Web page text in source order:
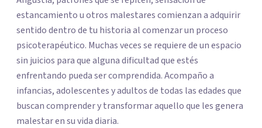
estancamiento u otros malestares comienzan a adquirir
sentido dentro de tu historia al comenzar un proceso
psicoterapéutico. Muchas veces se requiere de un espacio
sin juicios para que alguna dificultad que estés
enfrentando pueda ser comprendida. Acompaño a
infancias, adolescentes y adultos de todas las edades que
buscan comprender y transformar aquello que les genera
malestar en su vida diaria.